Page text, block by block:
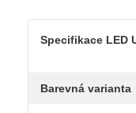
Specifikace LED
Barevná varianta